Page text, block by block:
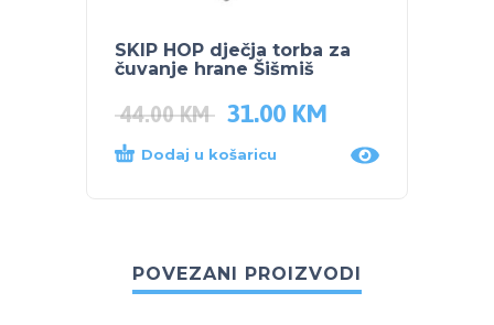
SKIP HOP dječja torba za
čuvanje hrane Šišmiš
44.00KM 31.00 KM
Dodaj u košaricu
POVEZANI PROIZVODI